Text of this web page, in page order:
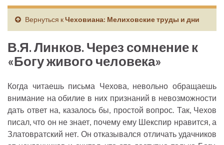
Вернуться кЧеховиана: Мелиховские труды и дни
В.Я. Линков. Через сомнение к
«Богу живого человека»
Когда читаешь письма Чехова, невольно обращаешь
внимание на обилие в них признаний в невозможности
дать ответ на, казалось бы, простой вопрос. Так, Чехов
писал, что он не знает, почему ему Шекспир нравится, а
Златовратский нет. Он отказывался отличать удачников